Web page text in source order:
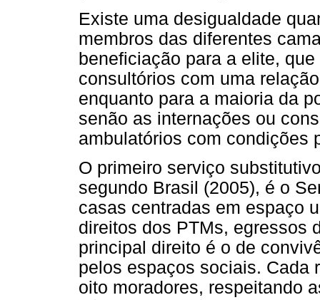
Existe uma desigualdade
membros das diferentes
beneficiação para a elite,
consultórios com uma
enquanto para a maioria da
senão as internações ou
ambulatórios com condições
O primeiro serviço
segundo Brasil (2005), é o
casas centradas em espaço
direitos dos PTMs, egressos
principal direito é o de
pelos espaços sociais. Cada
oito moradores, respeitando